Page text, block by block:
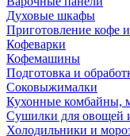
Духовые шкафы
Приготовление кофе
Кофеварки
Кофемашины
Подготовка и
Соковыжималки
Кухонные комбайны,
Сушилки для овощей
Холодильники и